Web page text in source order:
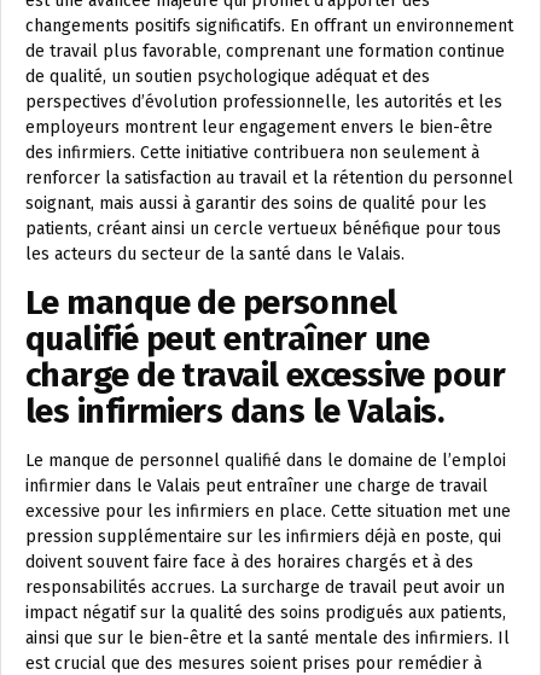
changements positifs significatifs. En offrant un environnement
de travail plus favorable, comprenant une formation continue
de qualité, un soutien psychologique adéquat et des
perspectives d’évolution professionnelle, les autorités et les
employeurs montrent leur engagement envers le bien-être
des infirmiers. Cette initiative contribuera non seulement à
renforcer la satisfaction au travail et la rétention du personnel
soignant, mais aussi à garantir des soins de qualité pour les
patients, créant ainsi un cercle vertueux bénéfique pour tous
les acteurs du secteur de la santé dans le Valais.
Le manque de personnel
qualifié peut entraîner une
charge de travail excessive pour
les infirmiers dans le Valais.
Le manque de personnel qualifié dans le domaine de l’emploi
infirmier dans le Valais peut entraîner une charge de travail
excessive pour les infirmiers en place. Cette situation met une
pression supplémentaire sur les infirmiers déjà en poste, qui
doivent souvent faire face à des horaires chargés et à des
responsabilités accrues. La surcharge de travail peut avoir un
impact négatif sur la qualité des soins prodigués aux patients,
ainsi que sur le bien-être et la santé mentale des infirmiers. Il
est crucial que des mesures soient prises pour remédier à